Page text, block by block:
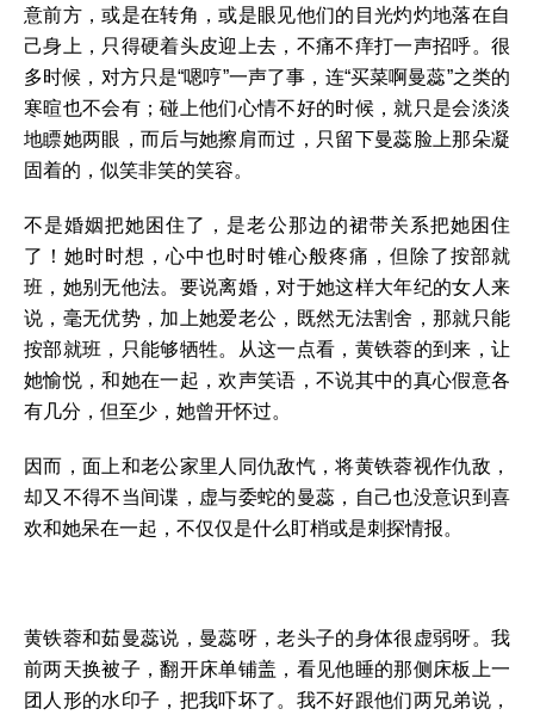
意前方，或是在转角，或是眼见他们的目光灼灼地落在自
己身上，只得硬着头皮迎上去，不痛不痒打一声招呼。很
多时候，对方只是“嗯哼”一声了事，连“买菜啊曼蕊”之类的
寒暄也不会有；碰上他们心情不好的时候，就只是会淡淡
地瞟她两眼，而后与她擦肩而过，只留下曼蕊脸上那朵凝
固着的，似笑非笑的笑容。
不是婚姻把她困住了，是老公那边的裙带关系把她困住
了！她时时想，心中也时时锥心般疼痛，但除了按部就
班，她别无他法。要说离婚，对于她这样大年纪的女人来
说，毫无优势，加上她爱老公，既然无法割舍，那就只能
按部就班，只能够牺牲。从这一点看，黄铁蓉的到来，让
她愉悦，和她在一起，欢声笑语，不说其中的真心假意各
有几分，但至少，她曾开怀过。
因而，面上和老公家里人同仇敌忾，将黄铁蓉视作仇敌，
却又不得不当间谍，虚与委蛇的曼蕊，自己也没意识到喜
欢和她呆在一起，不仅仅是什么盯梢或是刺探情报。
黄铁蓉和茹曼蕊说，曼蕊呀，老头子的身体很虚弱呀。我
前两天换被子，翻开床单铺盖，看见他睡的那侧床板上一
团人形的水印子，把我吓坏了。我不好跟他们两兄弟说，